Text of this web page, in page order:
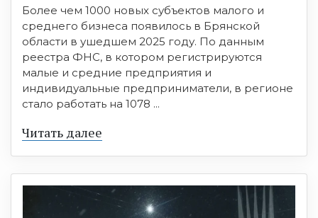
Более чем 1000 новых субъектов малого и
среднего бизнеса появилось в Брянской
области в ушедшем 2025 году. По данным
реестра ФНС, в котором регистрируются
малые и средние предприятия и
индивидуальные предприниматели, в регионе
стало работать на 1078 ...
Читать далее